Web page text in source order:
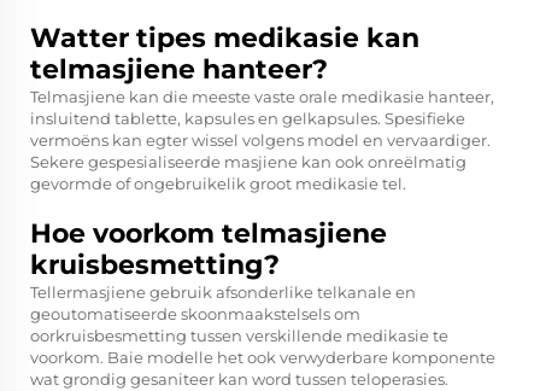
Watter tipes medikasie kan
telmasjiene hanteer?
Telmasjiene kan die meeste vaste orale medikasie hanteer,
insluitend tablette, kapsules en gelkapsules. Spesifieke
vermoëns kan egter wissel volgens model en vervaardiger.
Sekere gespesialiseerde masjiene kan ook onreëlmatig
gevormde of ongebruikelik groot medikasie tel.
Hoe voorkom telmasjiene
kruisbesmetting?
Tellermasjiene gebruik afsonderlike telkanale en
geoutomatiseerde skoonmaakstelsels om
oorkruisbesmetting tussen verskillende medikasie te
voorkom. Baie modelle het ook verwyderbare komponente
wat grondig gesaniteer kan word tussen teloperasies.